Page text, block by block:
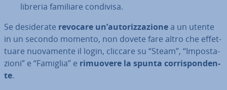
libreria familiare condivisa.
Se de­si­de­ra­te revocare un’au­to­riz­za­zio­nea un utente
in un secondo momento, non dovete fare altro che ef­fet­
tua­re nuo­va­men­te il login, cliccare su “Steam”, “Im­po­sta­
zio­ni” e “Famiglia” e rimuovere la spunta cor­ri­spon­den­
te.